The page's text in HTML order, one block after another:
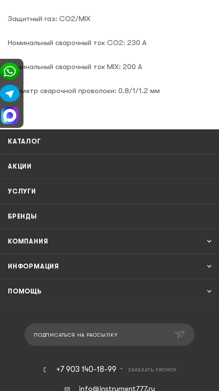
Защитный газ: CO2/MIX
Номинальный сварочный ток CO2: 230 А
Номинальный сварочный ток MIX: 200 А
Диаметр сварочной проволоки: 0.8/1/1.2 мм
КАТАЛОГ
АКЦИИ
УСЛУГИ
БРЕНДЫ
КОМПАНИЯ
ИНФОРМАЦИЯ
ПОМОЩЬ
ПОДПИСАТЬСЯ НА РАССЫЛКУ
+7 903 140-18-99 ЗАКАЗАТЬ ЗВОНОК
info@instrument777.ru